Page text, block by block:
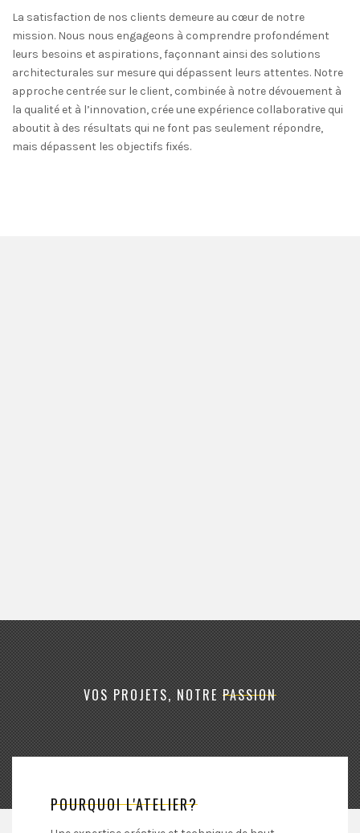
La satisfaction de nos clients demeure au cœur de notre
mission. Nous nous engageons à comprendre profondément
leurs besoins et aspirations, façonnant ainsi des solutions
architecturales sur mesure qui dépassent leurs attentes. Notre
approche centrée sur le client, combinée à notre dévouement à
la qualité et à l’innovation, crée une expérience collaborative qui
aboutit à des résultats qui ne font pas seulement répondre,
mais dépassent les objectifs fixés.
VOS PROJETS, NOTREPASSION
POURQUOI L'ATELIER?